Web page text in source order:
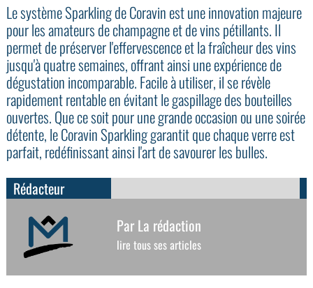
Le système Sparkling de Coravin est une innovation majeure
pour les amateurs de champagne et de vins pétillants. Il
permet de préserver l'effervescence et la fraîcheur des vins
jusqu'à quatre semaines, offrant ainsi une expérience de
dégustation incomparable. Facile à utiliser, il se révèle
rapidement rentable en évitant le gaspillage des bouteilles
ouvertes. Que ce soit pour une grande occasion ou une soirée
détente, le Coravin Sparkling garantit que chaque verre est
parfait, redéfinissant ainsi l'art de savourer les bulles.
Rédacteur
Par La rédaction
lire tous ses articles